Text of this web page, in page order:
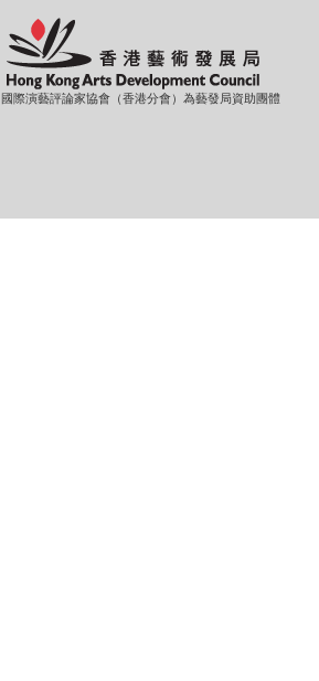
國際演藝評論家協會（香港分會）為藝發局資助團體